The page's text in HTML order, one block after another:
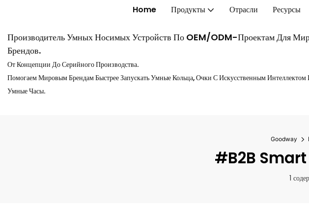
Home Продукты Отрасли Ресурсы
Производитель Умных Носимых Устройств По OEM/ODM-Проектам Для
Брендов.
От Концепции До Серийного Производства.
Помогаем Мировым Брендам Быстрее Запускать Умные Кольца, Очки С Искусственным Интеллектом
Умные Часы.
Goodway
#B2B
1